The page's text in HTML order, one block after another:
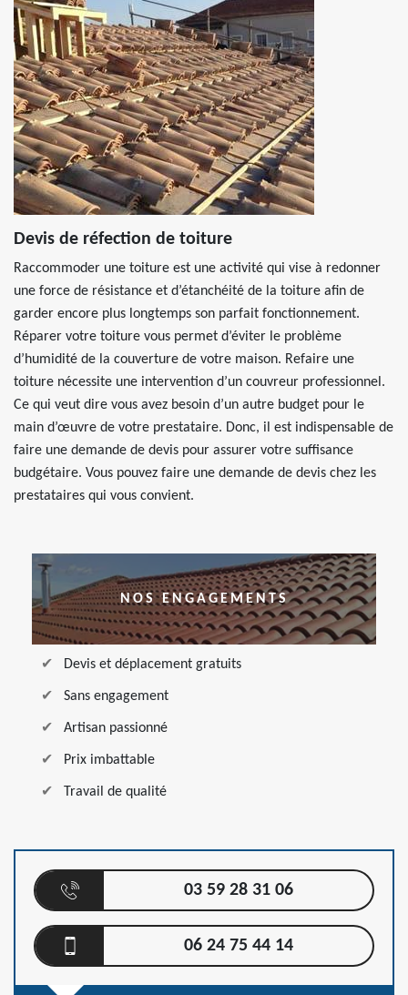
Devis de réfection de toiture
Raccommoder une toiture est une activité qui vise à redonner
une force de résistance et d’étanchéité de la toiture afin de
garder encore plus longtemps son parfait fonctionnement.
Réparer votre toiture vous permet d’éviter le problème
d’humidité de la couverture de votre maison. Refaire une
toiture nécessite une intervention d’un couvreur professionnel.
Ce qui veut dire vous avez besoin d’un autre budget pour le
main d’œuvre de votre prestataire. Donc, il est indispensable de
faire une demande de devis pour assurer votre suffisance
budgétaire. Vous pouvez faire une demande de devis chez les
prestataires qui vous convient.
NOS ENGAGEMENTS
Devis et déplacement gratuits
Sans engagement
Artisan passionné
Prix imbattable
Travail de qualité
03 59 28 31 06
06 24 75 44 14